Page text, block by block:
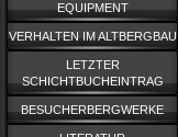
EQUIPMENT
VERHALTEN IM ALTBERGBAU
LETZTER
SCHICHTBUCHEINTRAG
BESUCHERBERGWERKE